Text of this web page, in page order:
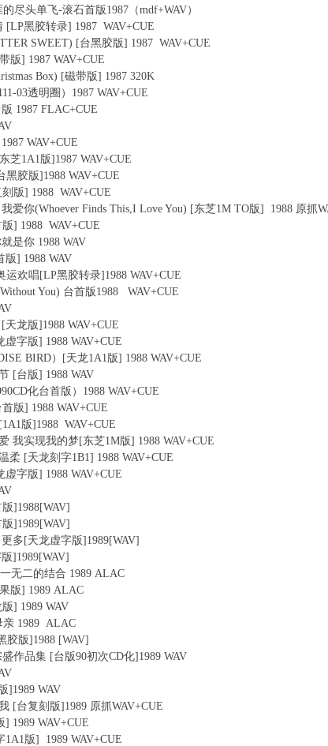
尽头单飞-滚石首版1987（mdf+WAV）
[LP黑胶转录] 1987 WAV+CUE
SWEET) [台黑胶版] 1987 WAV+CUE
版] 1987 WAV+CUE
Box) [磁带版] 1987 320K
03透明圈）1987 WAV+CUE
1987 FLAC+CUE
WAV+CUE
芝1A1版]1987 WAV+CUE
黑胶版]1988 WAV+CUE
版] 1988 WAV+CUE
爱你(Whoever Finds This,I Love You) [东芝1M TO版] 1988 原抓
] 1988 WAV+CUE
是你 1988 WAV
版] 1988 WAV
运欢唱[LP黑胶转录]1988 WAV+CUE
You) 台首版1988 WAV+CUE
天龙版]1988 WAV+CUE
虚字版] 1988 WAV+CUE
BIRD）[天龙1A1版] 1988 WAV+CUE
[台版] 1988 WAV
化台首版）1988 WAV+CUE
版] 1988 WAV+CUE
版]1988 WAV+CUE
我实现我的梦[东芝1M版] 1988 WAV+CUE
柔 [天龙刻字1B1] 1988 WAV+CUE
虚字版] 1988 WAV+CUE
]1988[WAV]
]1989[WAV]
多[天龙虚字版]1989[WAV]
]1989[WAV]
一无二的结合 1989 ALAC
版] 1989 ALAC
] 1989 WAV
亲 1989 ALAC
胶版]1988 [WAV]
盛作品集 [台版90初次CD化]1989 WAV
]1989 WAV
[台复刻版]1989 原抓WAV+CUE
] 1989 WAV+CUE
1A1版] 1989 WAV+CUE